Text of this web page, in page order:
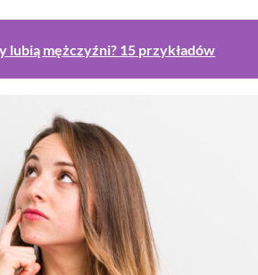
lubią mężczyźni? 15 przykładów